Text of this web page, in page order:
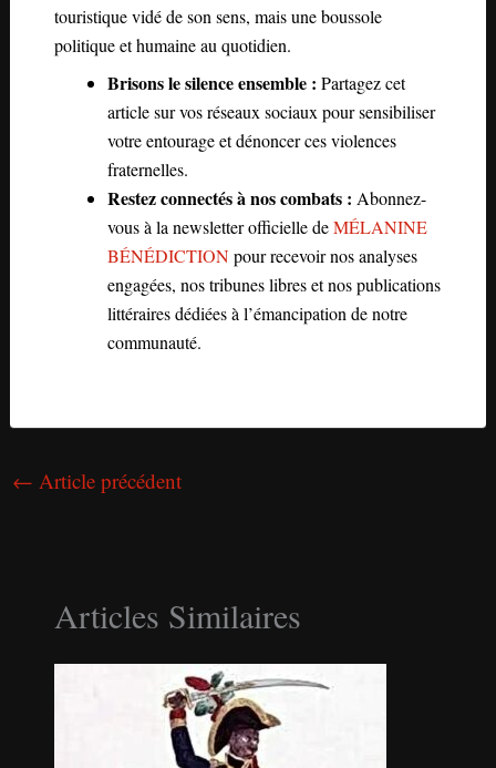
touristique vidé de son sens, mais une boussole
politique et humaine au quotidien.
Brisons le silence ensemble : Partagez cet
article sur vos réseaux sociaux pour sensibiliser
votre entourage et dénoncer ces violences
fraternelles.
Restez connectés à nos combats : Abonnez-
vous à la newsletter officielle deMÉLANINE
BÉNÉDICTIONpour recevoir nos analyses
engagées, nos tribunes libres et nos publications
littéraires dédiées à l’émancipation de notre
communauté.
← Article précédent
Articles Similaires